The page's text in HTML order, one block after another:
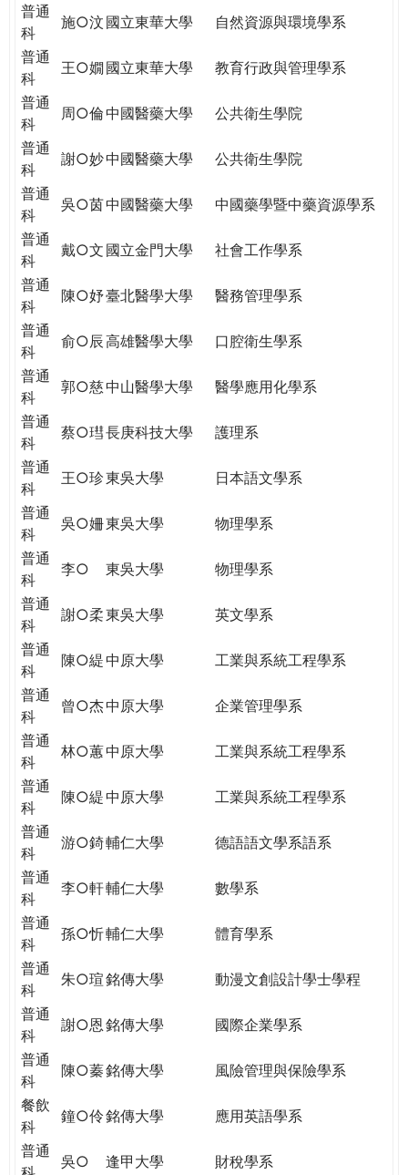
普通
科
施○汶 國立東華大學
自然資源與環境學系
普通
科
王○嫺國立東華大學
教育行政與管理學系
普通
科
周○倫中國醫藥大學
公共衛生學院
普通
科
謝○妙中國醫藥大學
公共衛生學院
普通
科
吳○茵中國醫藥大學
中國藥學暨中藥資源學系
普通
科
戴○文 國立金門大學
社會工作學系
普通
科
陳○妤臺北醫學大學
醫務管理學系
普通
科
俞○辰高雄醫學大學
口腔衛生學系
普通
科
郭○慈中山醫學大學
醫學應用化學系
普通
科
蔡○㻰長庚科技大學
護理系
普通
科
王○珍東吳大學
日本語文學系
普通
科
吳○姍東吳大學
物理學系
普通
科
李○ 東吳大學
物理學系
普通
科
謝○柔東吳大學
英文學系
普通
科
陳○緹中原大學
工業與系統工程學系
普通
科
曾○杰中原大學
企業管理學系
普通
科
林○蕙中原大學
工業與系統工程學系
普通
科
陳○緹中原大學
工業與系統工程學系
普通
科
游○錡輔仁大學
德語語文學系語系
普通
科
李○軒輔仁大學
數學系
普通
科
孫○忻輔仁大學
體育學系
普通
科
朱○瑄銘傳大學
動漫文創設計學士學程
普通
科
謝○恩 銘傳大學
國際企業學系
普通
科
陳○蓁銘傳大學
風險管理與保險學系
餐飲
科
鐘○伶銘傳大學
應用英語學系
普通
吳○ 逢甲大學 財稅學系